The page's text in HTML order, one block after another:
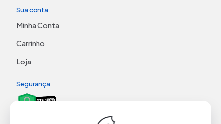
Sua conta
Minha Conta
Carrinho
Loja
Segurança